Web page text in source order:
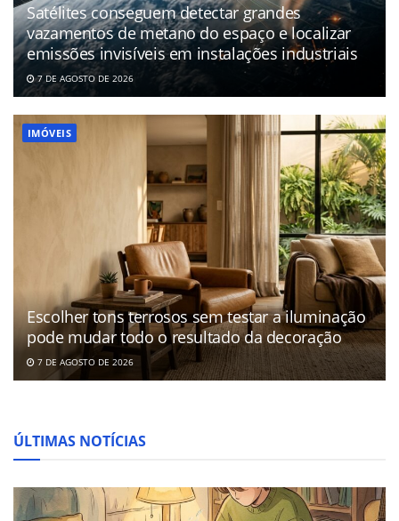
Satélites conseguem detectar grandes
vazamentos de metano do espaço e localizar
emissões invisíveis em instalações industriais
7 DE AGOSTO DE 2026
IMÓVEIS
Escolher tons terrosos sem testar a iluminação
pode mudar todo o resultado da decoração
7 DE AGOSTO DE 2026
ÚLTIMAS NOTÍCIAS